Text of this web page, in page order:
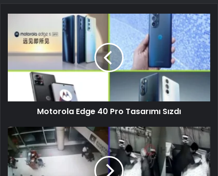
Motorola Edge 40 Pro Tasarımı Sızdı